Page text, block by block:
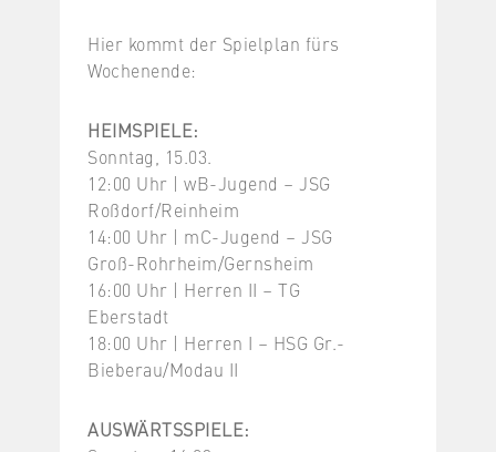
Hier kommt der Spielplan fürs
Wochenende:
HEIMSPIELE:
Sonntag, 15.03.
12:00 Uhr | wB-Jugend – JSG
Roßdorf/Reinheim
14:00 Uhr | mC-Jugend – JSG
Groß-Rohrheim/Gernsheim
16:00 Uhr | Herren II – TG
Eberstadt
18:00 Uhr | Herren I – HSG Gr.-
Bieberau/Modau II
AUSWÄRTSSPIELE: